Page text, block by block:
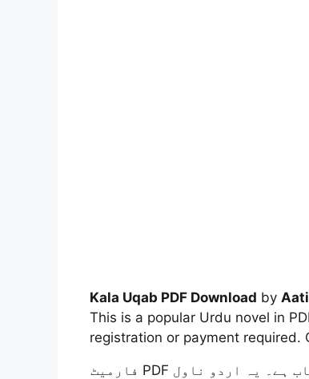
Kala Uqab PDF Download by
This is a popular Urdu novel in
registration or payment required.
Novel Khazana پر مفت دستیاب ہے۔ یہ اردو ناول PDF فارمیٹ